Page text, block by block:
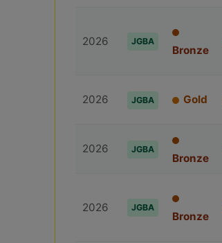
2026 JGBA
Bronze
2026 JGBA Gold
2026 JGBA
Bronze
2026 JGBA
Bronze